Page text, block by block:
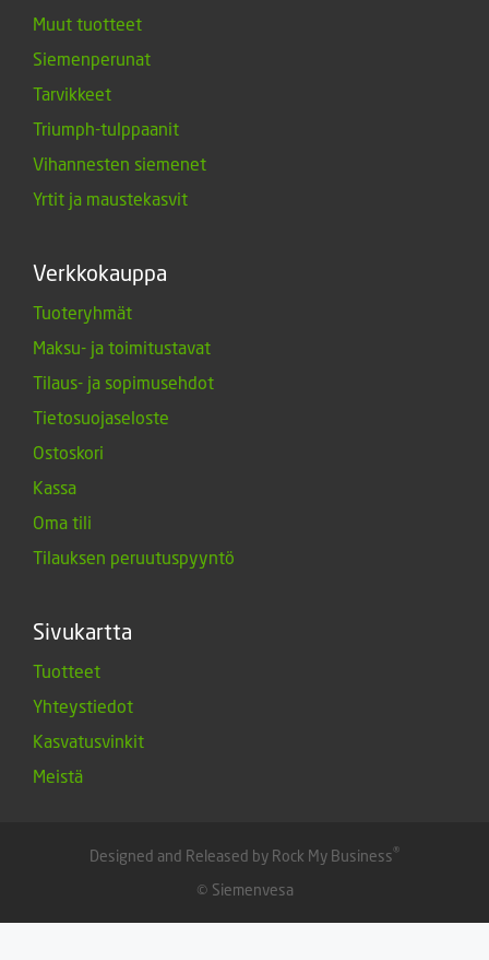
Muut tuotteet
Siemenperunat
Tarvikkeet
Triumph-tulppaanit
Vihannesten siemenet
Yrtit ja maustekasvit
Verkkokauppa
Tuoteryhmät
Maksu- ja toimitustavat
Tilaus- ja sopimusehdot
Tietosuojaseloste
Ostoskori
Kassa
Oma tili
Tilauksen peruutuspyyntö
Sivukartta
Tuotteet
Yhteystiedot
Kasvatusvinkit
Meistä
Designed and Released by Rock My Business®
© Siemenvesa